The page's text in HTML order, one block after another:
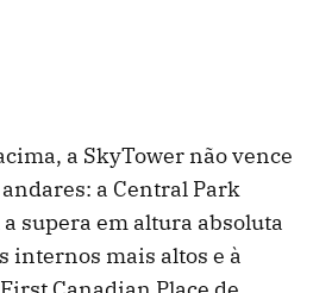
a SkyTower não vence
a Central Park
supera em altura absoluta
internos mais altos e à